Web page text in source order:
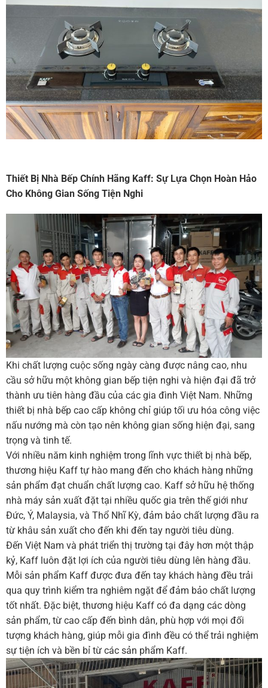
Thiết Bị Nhà Bếp Chính Hãng Kaff: Sự Lựa Chọn Hoàn Hảo
Cho Không Gian Sống Tiện Nghi
Khi chất lượng cuộc sống ngày càng được nâng cao, nhu
cầu sở hữu một không gian bếp tiện nghi và hiện đại đã trở
thành ưu tiên hàng đầu của các gia đình Việt Nam. Những
thiết bị nhà bếp cao cấp không chỉ giúp tối ưu hóa công việc
nấu nướng mà còn tạo nên không gian sống hiện đại, sang
trọng và tinh tế.
Với nhiều năm kinh nghiệm trong lĩnh vực thiết bị nhà bếp,
thương hiệu Kaff tự hào mang đến cho khách hàng những
sản phẩm đạt chuẩn chất lượng cao. Kaff sở hữu hệ thống
nhà máy sản xuất đặt tại nhiều quốc gia trên thế giới như
Đức, Ý, Malaysia, và Thổ Nhĩ Kỳ, đảm bảo chất lượng đầu ra
từ khâu sản xuất cho đến khi đến tay người tiêu dùng.
Đến Việt Nam và phát triển thị trường tại đây hơn một thập
kỷ, Kaff luôn đặt lợi ích của người tiêu dùng lên hàng đầu.
Mỗi sản phẩm Kaff được đưa đến tay khách hàng đều trải
qua quy trình kiểm tra nghiêm ngặt để đảm bảo chất lượng
tốt nhất. Đặc biệt, thương hiệu Kaff có đa dạng các dòng
sản phẩm, từ cao cấp đến bình dân, phù hợp với mọi đối
tượng khách hàng, giúp mỗi gia đình đều có thể trải nghiệm
sự tiện ích và bền bỉ từ các sản phẩm Kaff.